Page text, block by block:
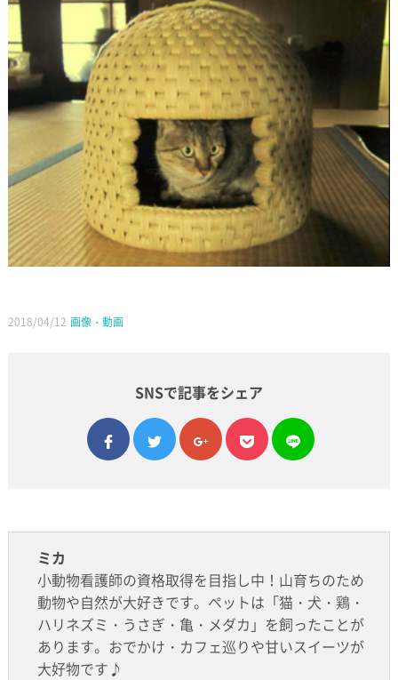
2018/04/12 画像・動画
SNSで記事をシェア
facebook
twittergoogle plus
pocket
line
ミカ
小動物看護師の資格取得を目指し中！山育ちのため
動物や自然が大好きです。ペットは「猫・犬・鶏・
ハリネズミ・うさぎ・亀・メダカ」を飼ったことが
あります。おでかけ・カフェ巡りや甘いスイーツが
大好物です♪